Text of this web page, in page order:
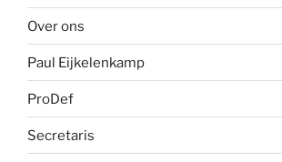
Over ons
Paul Eijkelenkamp
ProDef
Secretaris